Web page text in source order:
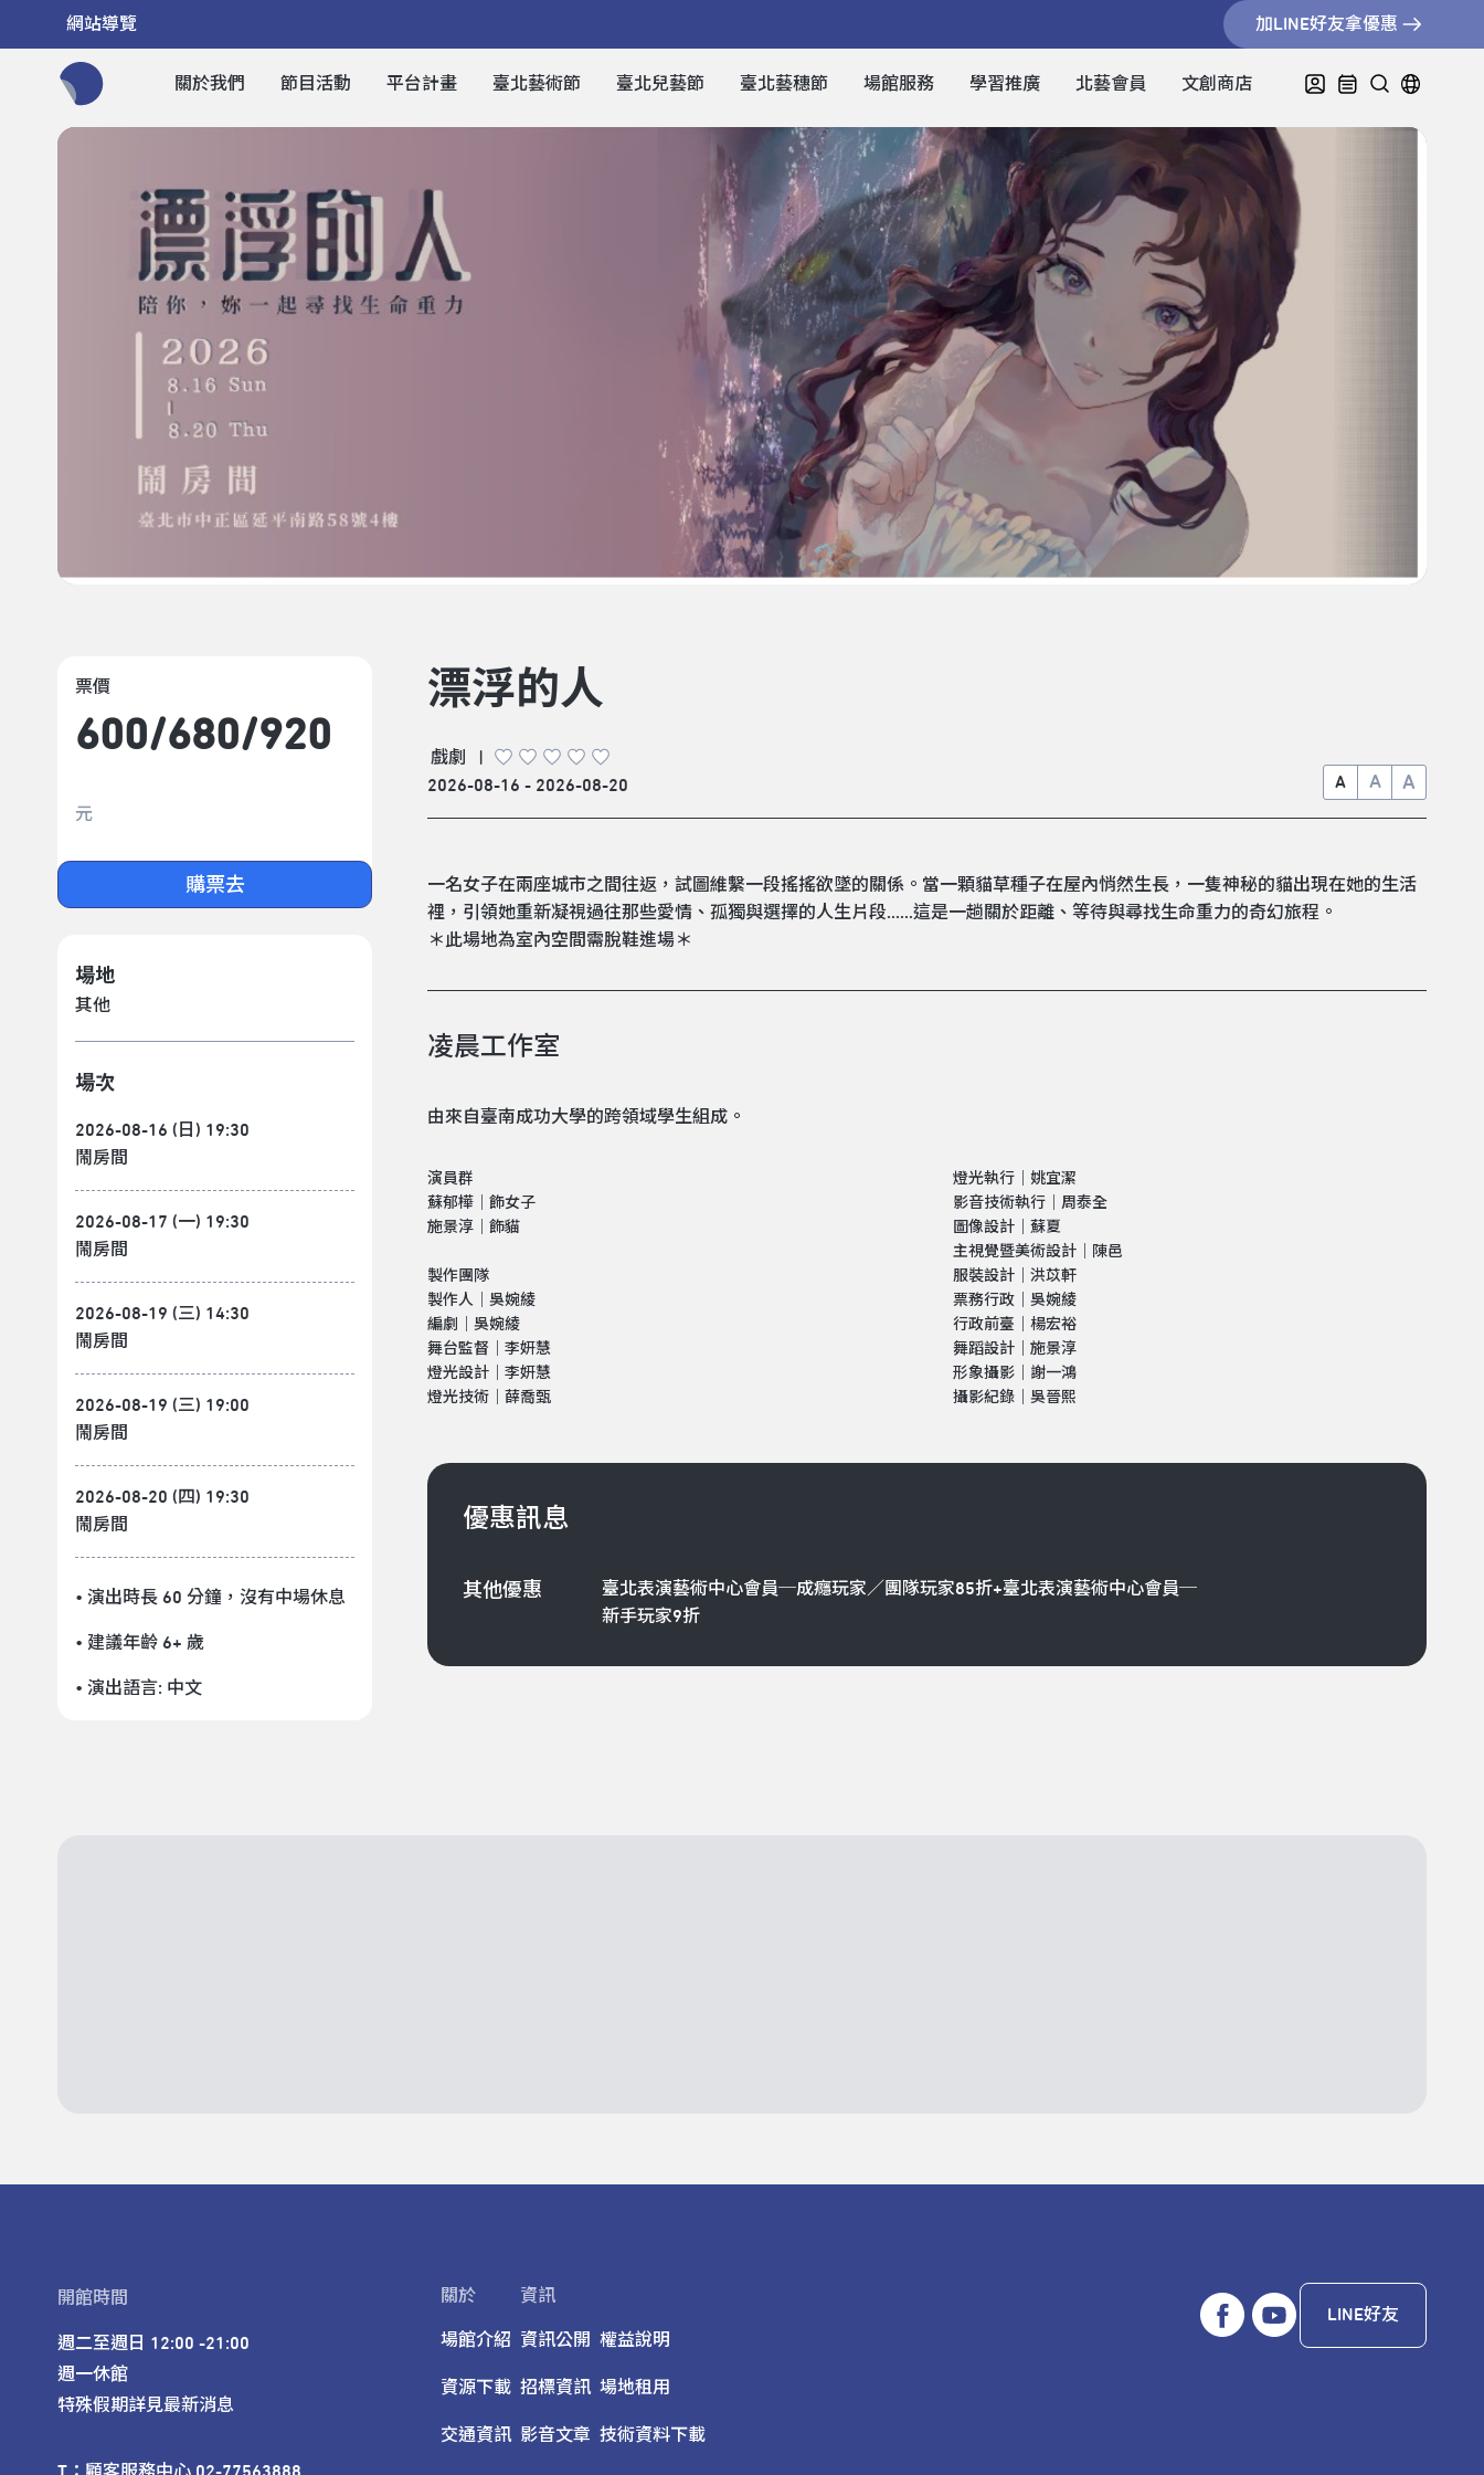
網站導覽 加LINE好友拿優惠
關於我們 節目活動 平台計畫 臺北藝術節 臺北兒藝節 臺北藝穗節 場館服務 學習推廣 北藝會員 文創商店
票價
600/​680/​920
元
購票去
場地
其他
場次
2026-08-16 (日) 19:30
鬧房間
2026-08-17 (一) 19:30
鬧房間
2026-08-19 (三) 14:30
鬧房間
2026-08-19 (三) 19:00
鬧房間
2026-08-20 (四) 19:30
鬧房間
• 演出時長 60 分鐘 ，沒有中場休息
• 建議年齡 6+ 歲
• 演出語言: 中文
漂浮的人
戲劇
2026-08-16 - 2026-08-20
A A A
一名女子在兩座城市之間往返，試圖維繫一段搖搖欲墜的關係。當一顆貓草種子在屋內悄然生長，一隻神秘的貓出現在她的生活
裡，引領她重新凝視過往那些愛情、孤獨與選擇的人生片段......這是一趟關於距離、等待與尋找生命重力的奇幻旅程。
＊此場地為室內空間需脫鞋進場＊
凌晨工作室
由來自臺南成功大學的跨領域學生組成。
演員群
蘇郁樺｜飾女子
施景淳｜飾貓
製作團隊
製作人｜吳婉綾
編劇｜吳婉綾
舞台監督｜李妍慧
燈光設計｜李妍慧
燈光技術｜薛喬甄
燈光執行｜姚宜潔
影音技術執行｜周泰全
圖像設計｜蘇夏
主視覺暨美術設計｜陳邑
服裝設計｜洪苡軒
票務行政｜吳婉綾
行政前臺｜楊宏裕
舞蹈設計｜施景淳
形象攝影｜謝一鴻
攝影紀錄｜吳晉熙
優惠訊息
其他優惠
臺北表演藝術中心會員─成癮玩家／團隊玩家85折+臺北表演藝術中心會員─
新手玩家9折
開館時間
週二至週日 12:00 -21:00
週一休館
特殊假期詳見最新消息
T：顧客服務中心 02-77563888
關於
場館介紹
資源下載
交通資訊
資訊
資訊公開
招標資訊
影音文章
權益說明
場地租用
技術資料下載
LINE好友